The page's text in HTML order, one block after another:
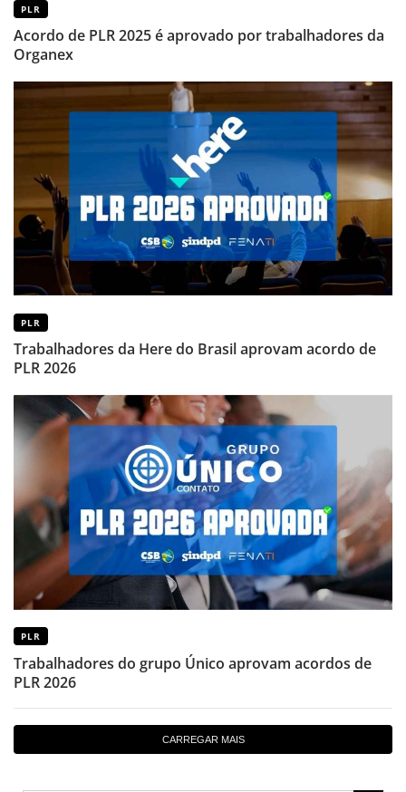
PLR
Acordo de PLR 2025 é aprovado por trabalhadores da
Organex
PLR
Trabalhadores da Here do Brasil aprovam acordo de
PLR 2026
PLR
Trabalhadores do grupo Único aprovam acordos de
PLR 2026
CARREGAR MAIS